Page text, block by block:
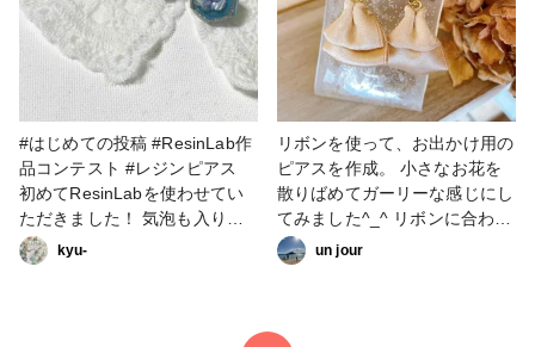
#はじめての投稿 #ResinLab作
品コンテスト #レジンピアス
初めてResinLabを使わせてい
ただきました！ 気泡も入りに
くく、透明度も高い気がします
✨ 前に作成したことのあるお
ェルがキレイに映えます✨ #ア
kyu-
リボンを使って、お出かけ用の
ピアスを作成。 小さなお花を
散りばめてガーリーな感じにし
てみました^_^ リボンに合わせ
たレジンパーツを作るのが最近
の楽しみ！ #レジン #ピアス #
un jour